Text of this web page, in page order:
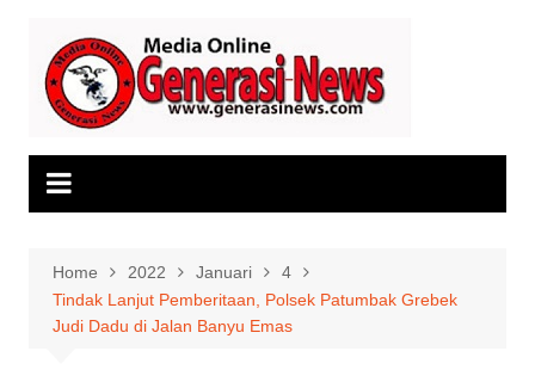
content
Home 2022 Januari
4
Tindak Lanjut Pemberitaan, Polsek Patumbak Grebek
Judi Dadu di Jalan Banyu Emas